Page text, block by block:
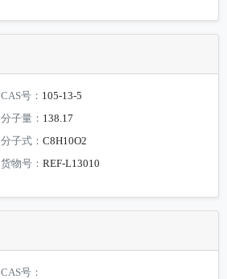
CAS号： 105-13-5
分子量： 138.17
分子式：C8H10O2
货物号：REF-L13010
CAS号：